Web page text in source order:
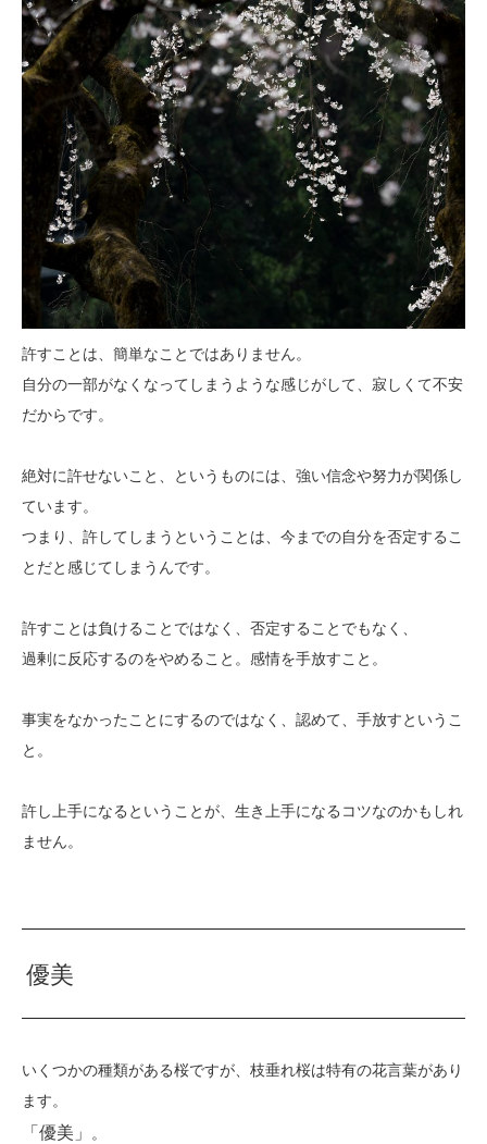
許すことは、簡単なことではありません。
自分の一部がなくなってしまうような感じがして、寂しくて不安
だからです。
絶対に許せないこと、というものには、強い信念や努力が関係し
ています。
つまり、許してしまうということは、今までの自分を否定するこ
とだと感じてしまうんです。
許すことは負けることではなく、否定することでもなく、
過剰に反応するのをやめること。感情を手放すこと。
事実をなかったことにするのではなく、認めて、手放すというこ
と。
許し上手になるということが、生き上手になるコツなのかもしれ
ません。
優美
いくつかの種類がある桜ですが、枝垂れ桜は特有の花言葉があり
ます。
「優美」 。